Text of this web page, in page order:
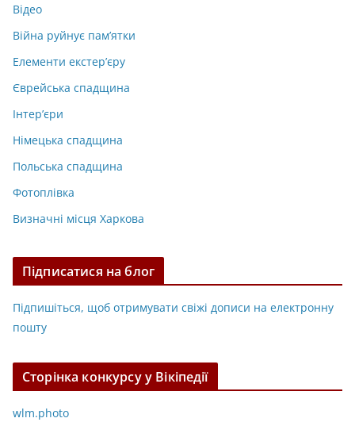
Відео
Війна руйнує пам’ятки
Елементи екстер’єру
Єврейська спадщина
Інтер’єри
Німецька спадщина
Польська спадщина
Фотоплівка
Визначні місця Харкова
Підписатися на блог
Підпишіться, щоб отримувати свіжі дописи на електронну
пошту
Сторінка конкурсу у Вікіпедії
wlm.photo